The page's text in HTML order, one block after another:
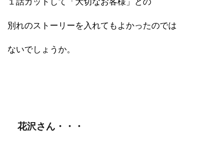
別れのストーリーを入れてもよかったのでは
ないでしょうか。
花沢さん・・・